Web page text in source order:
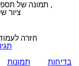
תמונה של תספורת להורדה בחינם, התמונה תספורת ,
ציור
חזרה
בדיחות
תמונות